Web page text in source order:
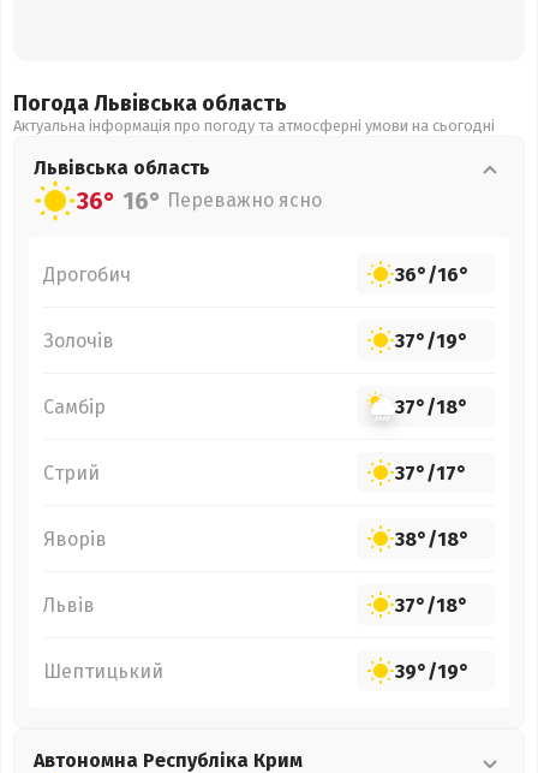
Погода Львівська область
Актуальна інформація про погоду та атмосферні умови на сьогодні
Львівська область
36° 16° Переважно ясно
Дрогобич 36°/16°
Золочів 37°/19°
Самбір 37°/18°
Стрий 37°/17°
Яворів 38°/18°
Львів 37°/18°
Шептицький 39°/19°
Автономна Республіка Крим